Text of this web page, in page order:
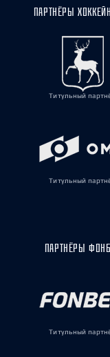
ПАРТНЁРЫ
Титульный
Титульный
ПАРТНЁРЫ
Титульный